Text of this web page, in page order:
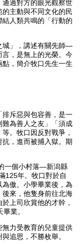
過對方的眼光觀察世
主動與不同文化的民
人類共鳴的「行動的
」，講述有關先師—
，是無上的光榮。今
，簡介牧口先生一生
斥惡與包容善，是一
為善人之友」「須成
。牧口因反對戰爭，
，進而被捕入獄。期
一個小村落—新潟縣
125年。牧口對於自
傲。小學畢業後，為
來，他隻身前往北海
上司欣賞他的才幹，
業。
力受教育的兒童提供
追思，不勝枚舉。